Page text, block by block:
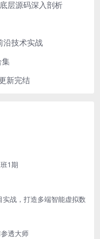
层源码深入剖析
沿技术实战
新完结
1期
实战，打造多端智能虚拟数
透大师